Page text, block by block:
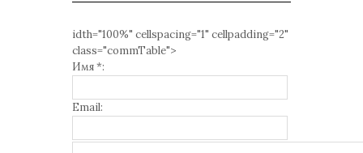
idth="100%" cellspacing="1" cellpadding="2"
class="commTable">
Имя *:
Email: